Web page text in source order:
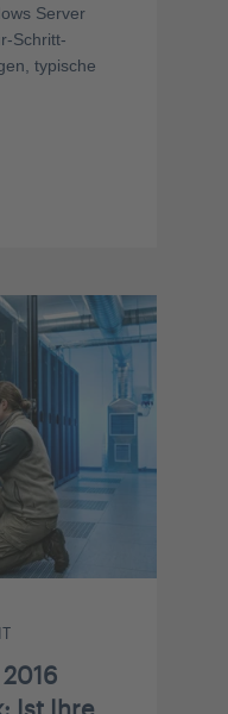
Server
Schritt-
typische
Ist Ihre